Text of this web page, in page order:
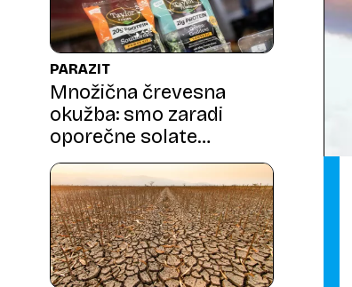
PARAZIT
Množična črevesna
okužba: smo zaradi
oporečne solate
ogroženi tudi v Sloveniji?